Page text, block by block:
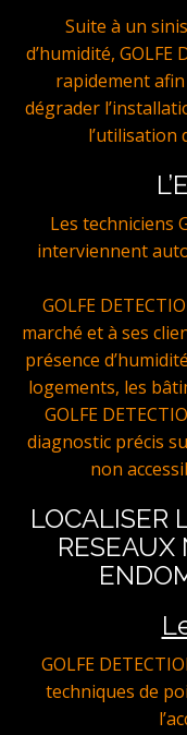
Suite à un
d’humidité, GOLFE
rapidement afin
dégrader
l’utilisation
Les techniciens
interviennent
GOLFE
marché et à ses
présence
logements, les
GOLFE
diagnostic précis
non
LOCALISER
RESEAUX
GOLFE
techniques de